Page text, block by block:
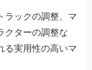
ラックの調整、マ
クターの調整な
る実用性の高いマ